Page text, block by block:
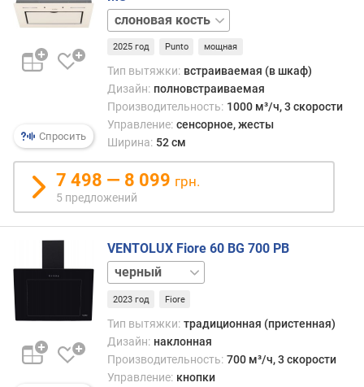
м
³
ч
н
и
м
а
л
ь
ы
в
е
Спросить
серый
2025 год Punto мощная
Тип вытяжки: встраиваемая (в шкаф)
Дизайн: полновстраиваемая
Производительность: 1000 м³/ч, 3 скорости
Управление: сенсорное, жесты
Ширина: 52 см
7 498 — 8 099 грн.
5 предложений
VENTOLUX Fiore 60 BG 700 PB
бежевый
2023 год Fiore
Тип вытяжки: традиционная (пристенная)
Дизайн: наклонная
Производительность: 700 м³/ч, 3 скорости
Управление: кнопки